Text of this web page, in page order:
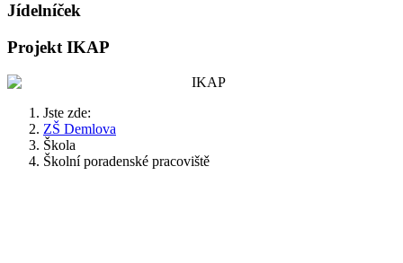
Jídelníček
Projekt IKAP
Jste zde:
ZŠ Demlova
Škola
Školní poradenské pracoviště